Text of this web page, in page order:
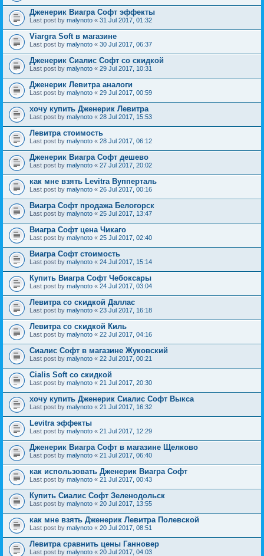
Дженерик Виагра Софт эффекты
Last post by malynoto « 31 Jul 2017, 01:32
Viargra Soft в магазине
Last post by malynoto « 30 Jul 2017, 06:37
Дженерик Сиалис Софт со скидкой
Last post by malynoto « 29 Jul 2017, 10:31
Дженерик Левитра аналоги
Last post by malynoto « 29 Jul 2017, 00:59
хочу купить Дженерик Левитра
Last post by malynoto « 28 Jul 2017, 15:53
Левитра стоимость
Last post by malynoto « 28 Jul 2017, 06:12
Дженерик Виагра Софт дешево
Last post by malynoto « 27 Jul 2017, 20:02
как мне взять Levitra Вупперталь
Last post by malynoto « 26 Jul 2017, 00:16
Виагра Софт продажа Белогорск
Last post by malynoto « 25 Jul 2017, 13:47
Виагра Софт цена Чикаго
Last post by malynoto « 25 Jul 2017, 02:40
Виагра Софт стоимость
Last post by malynoto « 24 Jul 2017, 15:14
Купить Виагра Софт Чебоксары
Last post by malynoto « 24 Jul 2017, 03:04
Левитра со скидкой Даллас
Last post by malynoto « 23 Jul 2017, 16:18
Левитра со скидкой Киль
Last post by malynoto « 22 Jul 2017, 04:16
Сиалис Софт в магазине Жуковский
Last post by malynoto « 22 Jul 2017, 00:21
Cialis Soft со скидкой
Last post by malynoto « 21 Jul 2017, 20:30
хочу купить Дженерик Сиалис Софт Выкса
Last post by malynoto « 21 Jul 2017, 16:32
Levitra эффекты
Last post by malynoto « 21 Jul 2017, 12:29
Дженерик Виагра Софт в магазине Щелково
Last post by malynoto « 21 Jul 2017, 06:40
как использовать Дженерик Виагра Софт
Last post by malynoto « 21 Jul 2017, 00:43
Купить Сиалис Софт Зеленодольск
Last post by malynoto « 20 Jul 2017, 13:55
как мне взять Дженерик Левитра Полевской
Last post by malynoto « 20 Jul 2017, 08:51
Левитра сравнить цены Ганновер
Last post by malynoto « 20 Jul 2017, 04:03